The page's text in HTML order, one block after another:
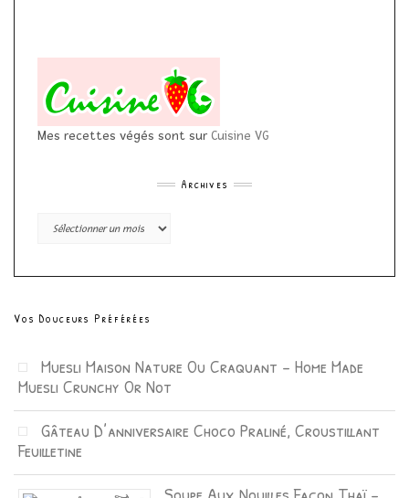
Mes recettes végés sont sur Cuisine VG
Archives
Archives
Vos Douceurs Préférées
Muesli Maison Nature Ou Craquant – Home Made
Muesli Crunchy Or Not
Gâteau D’anniversaire Choco Praliné, Croustillant
Feuilletine